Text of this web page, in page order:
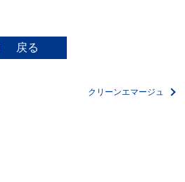
戻る
クリーンエマージュ